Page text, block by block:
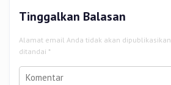
Tinggalkan Balasan
Alamat email Anda tidak akan dipublikasikan.
ditandai *